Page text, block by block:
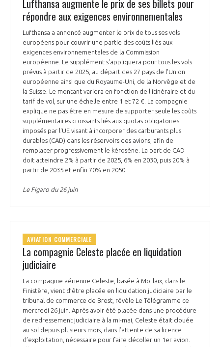
Lufthansa augmente le prix de ses billets pour
répondre aux exigences environnementales
Lufthansa a annoncé augmenter le prix de tous ses vols
européens pour couvrir une partie des coûts liés aux
exigences environnementales de la Commission
européenne. Le supplément s'appliquera pour tous les vols
prévus à partir de 2025, au départ des 27 pays de l'Union
européenne ainsi que du Royaume-Uni, de la Norvège et de
la Suisse. Le montant variera en fonction de l'itinéraire et du
tarif de vol, sur une échelle entre 1 et 72 €. La compagnie
explique ne pas être en mesure de supporter seule les coûts
supplémentaires croissants liés aux quotas obligatoires
imposés par l'UE visant à incorporer des carburants plus
durables (CAD) dans les réservoirs des avions, afin de
remplacer progressivement le kérosène. La part de CAD
doit atteindre 2% à partir de 2025, 6% en 2030, puis 20% à
partir de 2035 et enfin 70% en 2050.
Le Figaro du 26 juin
AVIATION COMMERCIALE
La compagnie Celeste placée en liquidation
judiciaire
La compagnie aérienne Celeste, basée à Morlaix, dans le
Finistère, vient d’être placée en liquidation judiciaire par le
tribunal de commerce de Brest, révèle Le Télégramme ce
mercredi 26 juin. Après avoir été placée dans une procédure
de redressement judiciaire à la mi-mai, Celeste était clouée
au sol depuis plusieurs mois, dans l’attente de sa licence
d’exploitation, nécessaire pour faire décoller un 1er avion.